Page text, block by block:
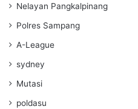
Nelayan Pangkalpinang
Polres Sampang
A-League
sydney
Mutasi
poldasu